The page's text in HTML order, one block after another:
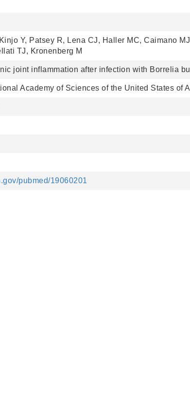
Y, Patsey R, Lena CJ, Haller MC, Caimano
TJ, Kronenberg M
joint inflammation after infection with Borrelia
Academy of Sciences of the United States of
pubmed/19060201